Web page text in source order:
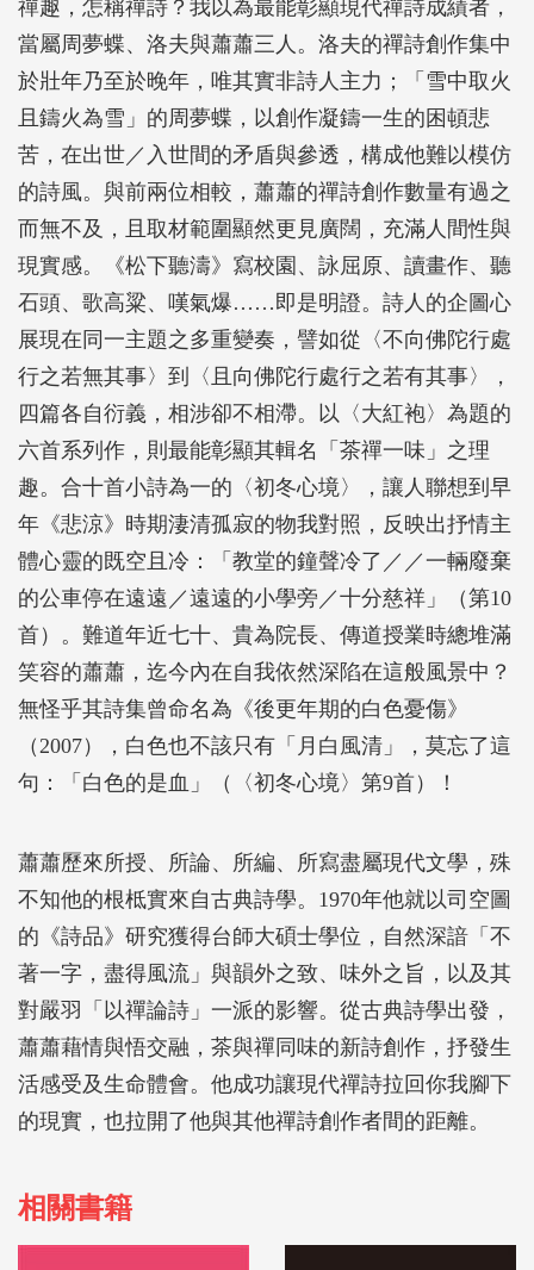
禪趣，怎稱禪詩？我以為最能彰顯現代禪詩成績者，
當屬周夢蝶、洛夫與蕭蕭三人。洛夫的禪詩創作集中
於壯年乃至於晚年，唯其實非詩人主力；「雪中取火
且鑄火為雪」的周夢蝶，以創作凝鑄一生的困頓悲
苦，在出世／入世間的矛盾與參透，構成他難以模仿
的詩風。與前兩位相較，蕭蕭的禪詩創作數量有過之
而無不及，且取材範圍顯然更見廣闊，充滿人間性與
現實感。《松下聽濤》寫校園、詠屈原、讀畫作、聽
石頭、歌高粱、嘆氣爆……即是明證。詩人的企圖心
展現在同一主題之多重變奏，譬如從〈不向佛陀行處
行之若無其事〉到〈且向佛陀行處行之若有其事〉，
四篇各自衍義，相涉卻不相滯。以〈大紅袍〉為題的
六首系列作，則最能彰顯其輯名「茶禪一味」之理
趣。合十首小詩為一的〈初冬心境〉，讓人聯想到早
年《悲涼》時期淒清孤寂的物我對照，反映出抒情主
體心靈的既空且冷：「教堂的鐘聲冷了／／一輛廢棄
的公車停在遠遠／遠遠的小學旁／十分慈祥」（第10
首）。難道年近七十、貴為院長、傳道授業時總堆滿
笑容的蕭蕭，迄今內在自我依然深陷在這般風景中？
無怪乎其詩集曾命名為《後更年期的白色憂傷》
（2007），白色也不該只有「月白風清」，莫忘了這
句：「白色的是血」（〈初冬心境〉第9首）！
蕭蕭歷來所授、所論、所編、所寫盡屬現代文學，殊
不知他的根柢實來自古典詩學。1970年他就以司空圖
的《詩品》研究獲得台師大碩士學位，自然深諳「不
著一字，盡得風流」與韻外之致、味外之旨，以及其
對嚴羽「以禪論詩」一派的影響。從古典詩學出發，
蕭蕭藉情與悟交融，茶與禪同味的新詩創作，抒發生
活感受及生命體會。他成功讓現代禪詩拉回你我腳下
的現實，也拉開了他與其他禪詩創作者間的距離。
相關書籍